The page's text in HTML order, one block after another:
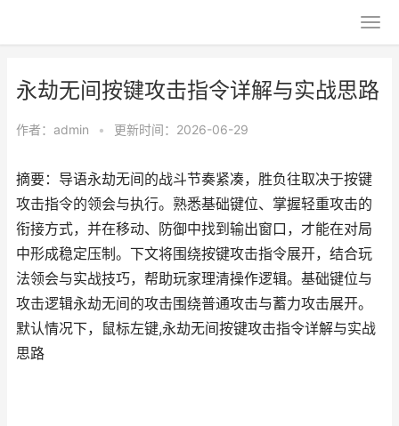
永劫无间按键攻击指令详解与实战思路
作者： admin • 更新时间：2026-06-29
摘要：导语永劫无间的战斗节奏紧凑，胜负往取决于按键
攻击指令的领会与执行。熟悉基础键位、掌握轻重攻击的
衔接方式，并在移动、防御中找到输出窗口，才能在对局
中形成稳定压制。下文将围绕按键攻击指令展开，结合玩
法领会与实战技巧，帮助玩家理清操作逻辑。基础键位与
攻击逻辑永劫无间的攻击围绕普通攻击与蓄力攻击展开。
默认情况下，鼠标左键,永劫无间按键攻击指令详解与实战
思路